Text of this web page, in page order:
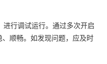
行调试运行。通过多次开启
顺畅。如发现问题，应及时